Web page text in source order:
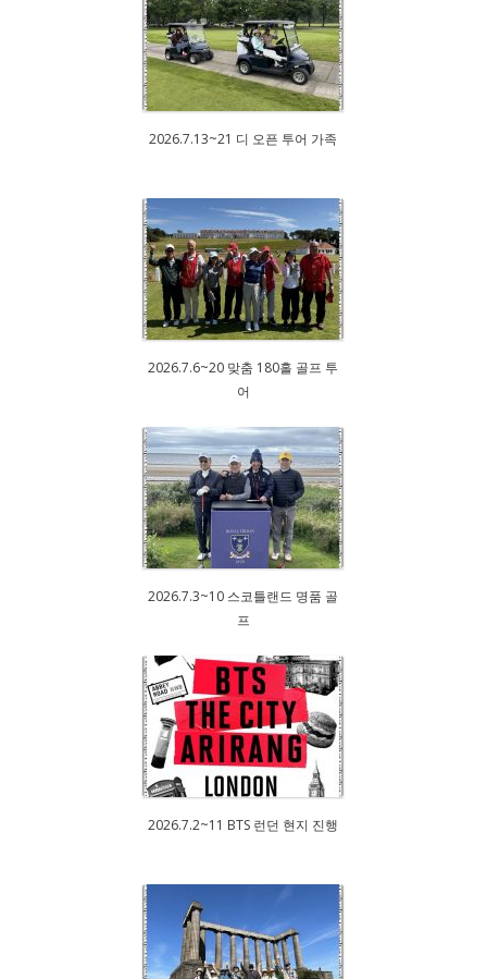
2026.7.13~21 디 오픈 투어 가족
2026.7.6~20 맞춤 180홀 골프 투
어
2026.7.3~10 스코틀랜드 명품 골
프
2026.7.2~11 BTS 런던 현지 진행